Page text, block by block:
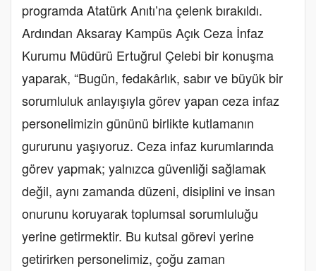
programda Atatürk Anıtı’na çelenk bırakıldı.
Ardından Aksaray Kampüs Açık Ceza İnfaz
Kurumu Müdürü Ertuğrul Çelebi bir konuşma
yaparak, “Bugün, fedakârlık, sabır ve büyük bir
sorumluluk anlayışıyla görev yapan ceza infaz
personelimizin gününü birlikte kutlamanın
gururunu yaşıyoruz. Ceza infaz kurumlarında
görev yapmak; yalnızca güvenliği sağlamak
değil, aynı zamanda düzeni, disiplini ve insan
onurunu koruyarak toplumsal sorumluluğu
yerine getirmektir. Bu kutsal görevi yerine
getirirken personelimiz, çoğu zaman